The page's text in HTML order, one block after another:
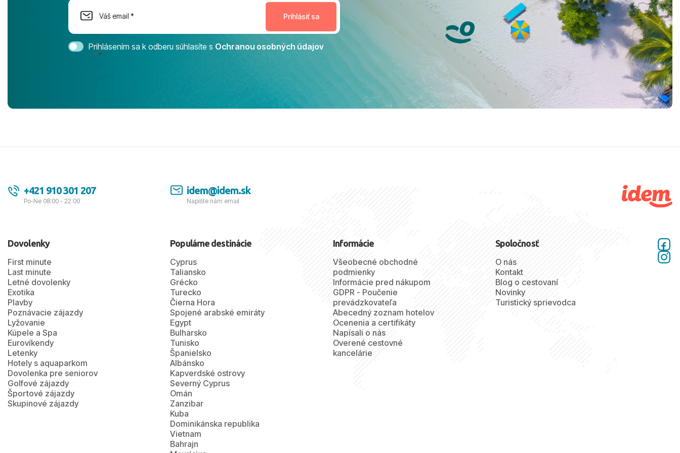
Magic Life Jacaranda môžeme s čistým
svedomím odporučiť každému, kto hľadá
bezstarostnú dovolenku na vysokej
úrovni. Všetko bolo zabezpečené na
tešíme, kam s nami vyrazíte nabudúce!
Ďakujeme za skvelé spomienky. ​S
pozdravom a prianím mnohých ďalších
Prihlásením sa k odberu súhlasíte s Ochranou osobných údajov
+421 910 301 207
Po-Ne 08:00 - 22:00
idem@idem.sk
Napíšte nám email
Dovolenky
First minute
Last minute
Letné dovolenky
Exotika
Plavby
Poznávacie zájazdy
Lyžovanie
Kúpele a Spa
Eurovíkendy
Letenky
Hotely s aquaparkom
Dovolenka pre seniorov
Golfové zájazdy
Športové zájazdy
Skupinové zájazdy
Populárne destinácie
Cyprus
Taliansko
Grécko
Turecko
Čierna Hora
Spojené arabské emiráty
Egypt
Bulharsko
Tunisko
Španielsko
Albánsko
Kapverdské ostrovy
Severný Cyprus
Omán
Zanzibar
Kuba
Dominikánska republika
Vietnam
Bahrajn
Informácie
Všeobecné obchodné
podmienky
Informácie pred nákupom
GDPR - Poučenie
prevádzkovateľa
Abecedný zoznam hotelov
Ocenenia a certifikáty
Napísali o nás
Overené cestovné
kancelárie
Spoločnosť
O nás
Kontakt
Blog o cestovaní
Novinky
Turistický sprievodca